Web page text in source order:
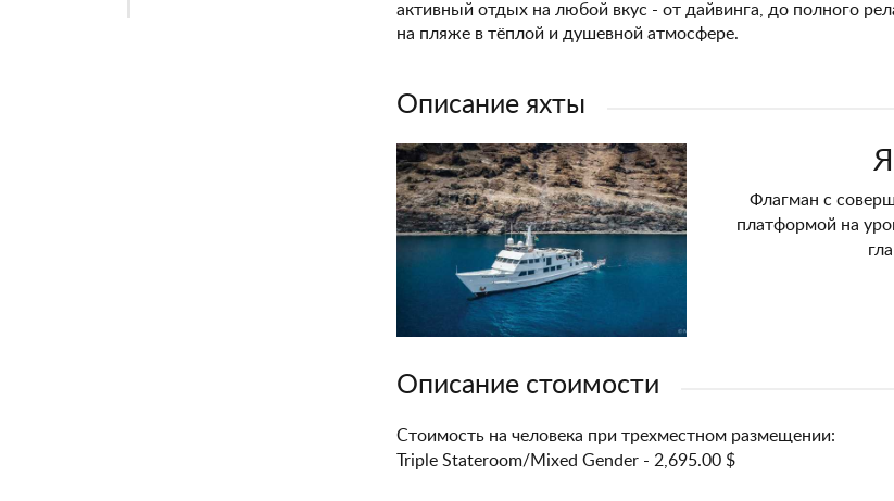
активный отдых на любой вкус - от дайвинга, до полного
на пляже в тёплой и душевной атмосфере.
Описание яхты
Флагман с
платформой на
Описание стоимости
Стоимость на человека при трехместном размещении:
Triple Stateroom/Mixed Gender - 2,695.00 $